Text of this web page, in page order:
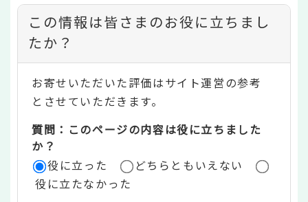
コ
ン
テ
ン
ツ
評
価
この情報は皆さまのお役に立ちまし
たか？
お寄せいただいた評価はサイト運営の参考
とさせていただきます。
質問：このページの内容は役に立ちました
か？
役に立った
どちらともいえない
役に立たなかった